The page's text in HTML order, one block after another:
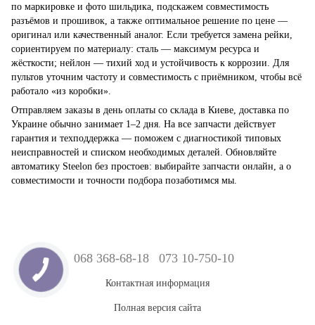
по маркировке и фото шильдика, подскажем совместимость
разъёмов и прошивок, а также оптимальное решение по цене —
оригинал или качественный аналог. Если требуется замена рейки,
сориентируем по материалу: сталь — максимум ресурса и
жёсткости; нейлон — тихий ход и устойчивость к коррозии. Для
пультов уточним частоту и совместимость с приёмником, чтобы всё
работало «из коробки».
Отправляем заказы в день оплаты со склада в Киеве, доставка по
Украине обычно занимает 1–2 дня. На все запчасти действует
гарантия и техподдержка — поможем с диагностикой типовых
неисправностей и списком необходимых деталей. Обновляйте
автоматику Steelon без простоев: выбирайте запчасти онлайн, а о
совместимости и точности подбора позаботимся мы.
068 368-68-18 073 10-750-10
Контактная информация
Полная версия сайта